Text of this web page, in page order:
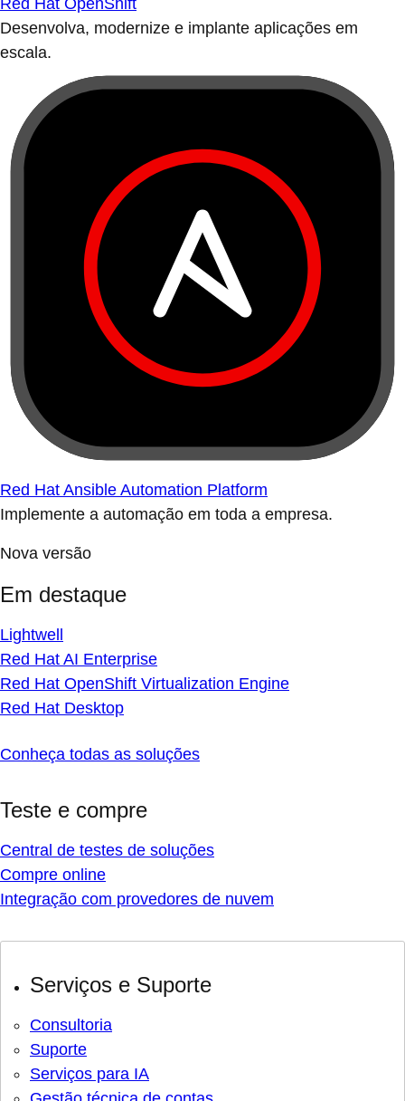
Red Hat OpenShift
Desenvolva, modernize e implante aplicações em
escala.
Red Hat Ansible Automation Platform
Implemente a automação em toda a empresa.
Nova versão
Em destaque
Lightwell
Red Hat AI Enterprise
Red Hat OpenShift Virtualization Engine
Red Hat Desktop
Conheça todas as soluções
Teste e compre
Central de testes de soluções
Compre online
Integração com provedores de nuvem
Serviços e Suporte
Consultoria
Suporte
Serviços para IA